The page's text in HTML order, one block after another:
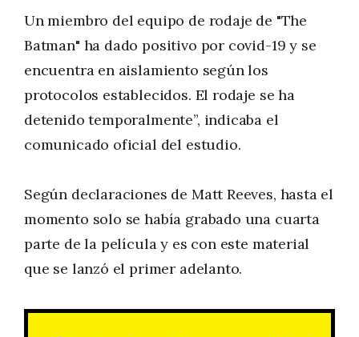
Un miembro del equipo de rodaje de "The
Batman" ha dado positivo por covid-19 y se
encuentra en aislamiento según los
protocolos establecidos. El rodaje se ha
detenido temporalmente”, indicaba el
comunicado oficial del estudio.
Según declaraciones de Matt Reeves, hasta el
momento solo se había grabado una cuarta
parte de la película y es con este material
que se lanzó el primer adelanto.